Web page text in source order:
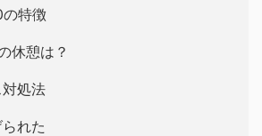
の特徴
休憩は？
処法
れた